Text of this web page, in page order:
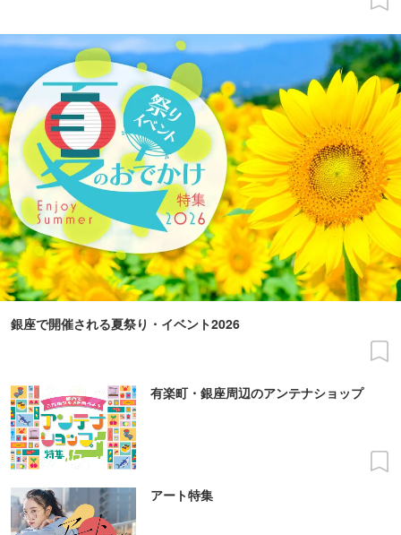
銀座で開催される夏祭り・イベント2026
有楽町・銀座周辺のアンテナショップ
アート特集